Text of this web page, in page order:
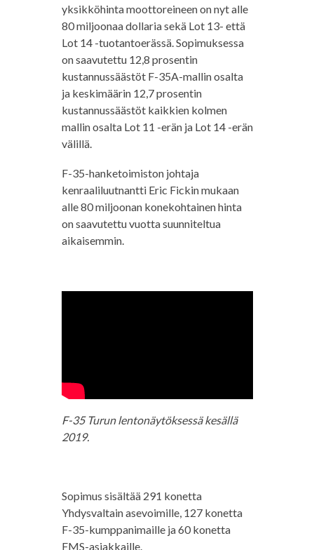
yksikköhinta moottoreineen on nyt alle
80 miljoonaa dollaria sekä Lot 13- että
Lot 14 -tuotantoerässä. Sopimuksessa
on saavutettu 12,8 prosentin
kustannussäästöt F-35A-mallin osalta
ja keskimäärin 12,7 prosentin
kustannussäästöt kaikkien kolmen
mallin osalta Lot 11 -erän ja Lot 14 -erän
välillä.
F-35-hanketoimiston johtaja
kenraaliluutnantti Eric Fickin mukaan
alle 80 miljoonan konekohtainen hinta
on saavutettu vuotta suunniteltua
aikaisemmin.
F-35 Turun lentonäytöksessä kesällä
2019.
Sopimus sisältää 291 konetta
Yhdysvaltain asevoimille, 127 konetta
F-35-kumppanimaille ja 60 konetta
FMS-asiakkaille.